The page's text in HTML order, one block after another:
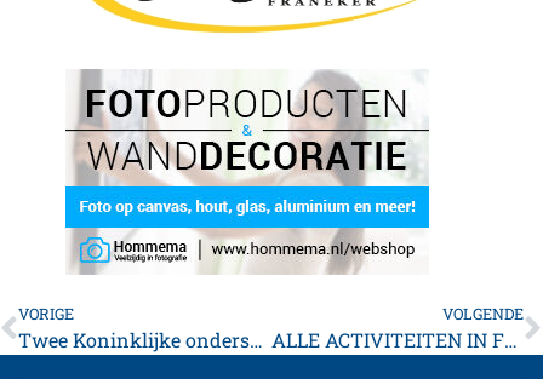
VORIGE
Twee Koninklijke onderscheidingen in Franekeradeel
VOLGENDE
ALLE ACTIVITEITEN IN FRANEKER AFGELAST !!